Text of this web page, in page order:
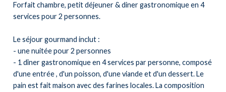
Forfait chambre, petit déjeuner & diner gastronomique en 4
services pour 2 personnes.
Le séjour gourmand inclut :
- une nuitée pour 2 personnes
- 1 dîner gastronomique en 4 services par personne, composé
d'une entrée , d'un poisson, d'une viande et d'un dessert. Le
pain est fait maison avec des farines locales. La composition